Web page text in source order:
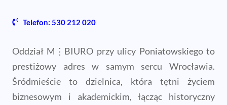
Telefon: 530 212 020
Oddział M⋮BIURO przy ulicy Poniatowskiego to
prestiżowy adres w samym sercu Wrocławia.
Śródmieście to dzielnica, która tętni życiem
biznesowym i akademickim, łącząc historyczny